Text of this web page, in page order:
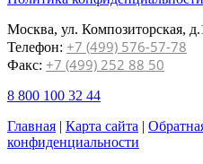
Москва, ул. Композиторская,
Телефон: +7 (499) 576-57-78
Факс: +7 (499) 252 88 50
8 800 100 32 44
Главная | Карта сайта |
конфиденциальности